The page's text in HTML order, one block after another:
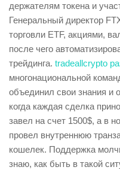
держателям токена и
Генеральный директор
торговли ETF, акциями,
после чего
трейдинга. tradeallcrypto
многонациональной
объединил свои знания и
когда каждая сделка
завел на счет 1500$, а в
провел внутреннюю
кошелек. Поддержка
знаю, как быть в такой